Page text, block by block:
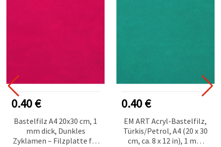
0.40 €
Bastelfilz A4 20x30 cm, 1
mm dick, Dunkles
Zyklamen – Filzplatte für
0.40 €
EM ART Acryl-Bastelfilz,
Türkis/Petrol, A4 (20 x 30
cm, ca. 8 x 12 in), 1 mm